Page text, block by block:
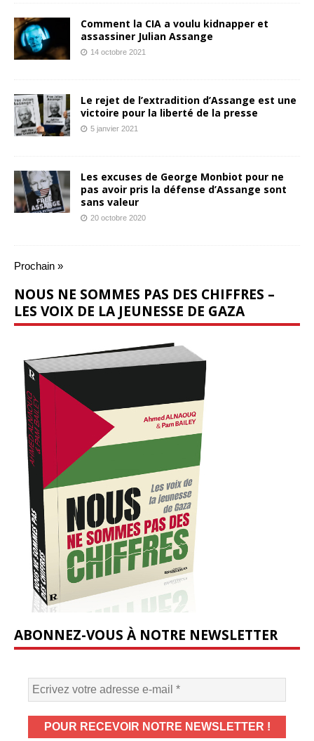
Comment la CIA a voulu kidnapper et
assassiner Julian Assange
14 octobre 2021
Le rejet de l’extradition d’Assange est une
victoire pour la liberté de la presse
5 janvier 2021
Les excuses de George Monbiot pour ne
pas avoir pris la défense d’Assange sont
sans valeur
20 octobre 2020
Prochain »
NOUS NE SOMMES PAS DES CHIFFRES –
LES VOIX DE LA JEUNESSE DE GAZA
ABONNEZ-VOUS À NOTRE NEWSLETTER